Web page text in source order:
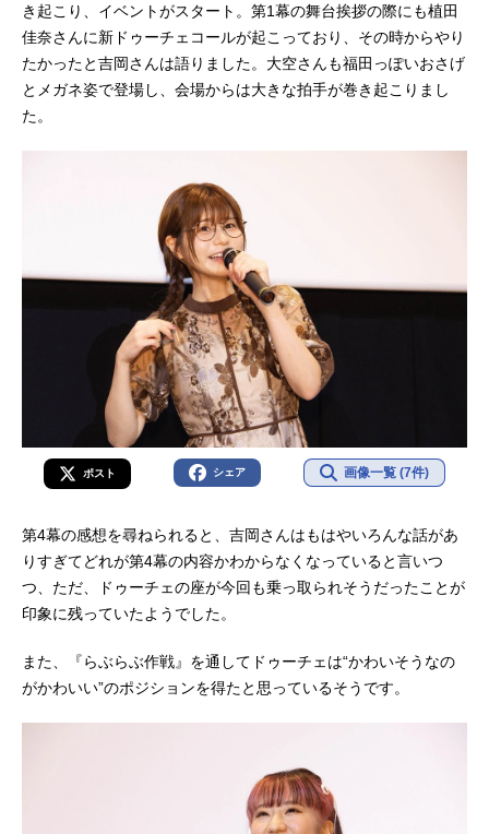
き起こり、イベントがスタート。第1幕の舞台挨拶の際にも植田
佳奈さんに新ドゥーチェコールが起こっており、その時からやり
たかったと吉岡さんは語りました。大空さんも福田っぽいおさげ
とメガネ姿で登場し、会場からは大きな拍手が巻き起こりまし
た。
ポスト シェア 画像一覧 (7件)
第4幕の感想を尋ねられると、吉岡さんはもはやいろんな話があ
りすぎてどれが第4幕の内容かわからなくなっていると言いつ
つ、ただ、ドゥーチェの座が今回も乗っ取られそうだったことが
印象に残っていたようでした。
また、『らぶらぶ作戦』を通してドゥーチェは“かわいそうなの
がかわいい”のポジションを得たと思っているそうです。